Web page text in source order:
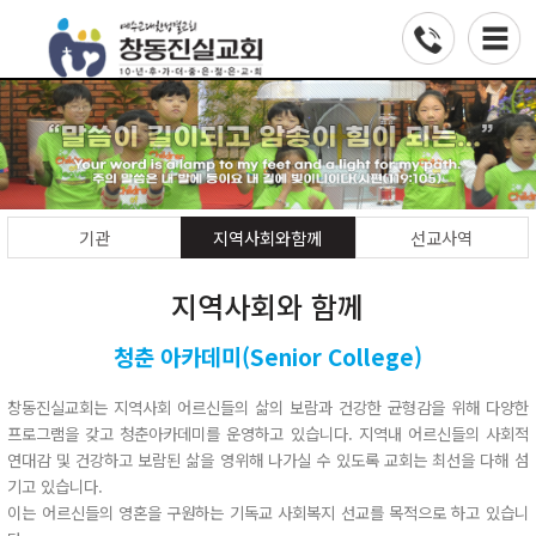
기관 지역사회와함께 선교사역
지역사회와 함께
청춘 아카데미(Senior College)
창동진실교회는 지역사회 어르신들의 삶의 보람과 건강한 균형감을 위해 다양한
프로그램을 갖고 청춘아카데미를 운영하고 있습니다. 지역내 어르신들의 사회적
연대감 및 건강하고 보람된 삶을 영위해 나가실 수 있도록 교회는 최선을 다해 섬
기고 있습니다.
이는 어르신들의 영혼을 구원하는 기독교 사회복지 선교를 목적으로 하고 있습니